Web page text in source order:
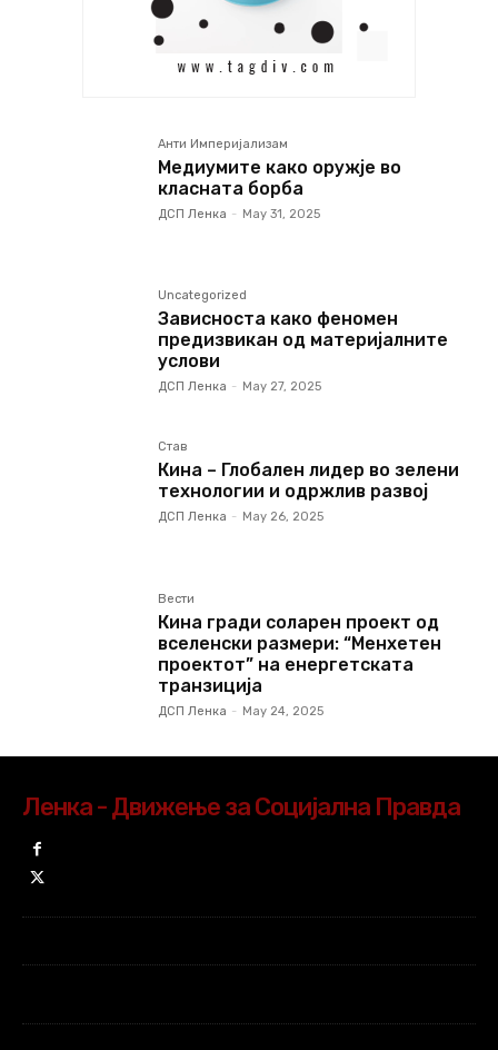
Анти Империјализам
Медиумите како оружје во
класната борба
ДСП Ленка - May 31, 2025
Uncategorized
Зависноста како феномен
предизвикан од материјалните
услови
ДСП Ленка - May 27, 2025
Став
Кина – Глобален лидер во зелени
технологии и одржлив развој
ДСП Ленка - May 26, 2025
Вести
Кина гради соларен проект од
вселенски размери: “Менхетен
проектот” на енергетската
транзиција
ДСП Ленка - May 24, 2025
Ленка - Движење за Социјална Правда